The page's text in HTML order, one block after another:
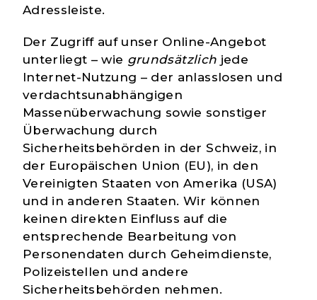
Adressleiste.
Der Zugriff auf unser Online-Angebot
unterliegt – wie grundsätzlich jede
Internet-Nutzung – der anlasslosen und
verdachtsunabhängigen
Massenüberwachung sowie sonstiger
Überwachung durch
Sicherheitsbehörden in der Schweiz, in
der Europäischen Union (EU), in den
Vereinigten Staaten von Amerika (USA)
und in anderen Staaten. Wir können
keinen direkten Einfluss auf die
entsprechende Bearbeitung von
Personendaten durch Geheimdienste,
Polizeistellen und andere
Sicherheitsbehörden nehmen.